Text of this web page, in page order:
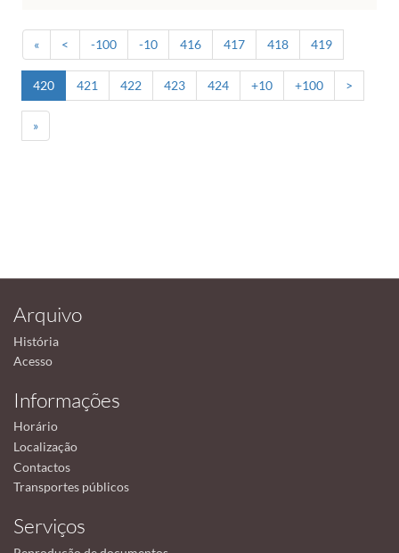
« < -100 -10 416 417 418 419
420 421 422 423 424 +10 +100 >
»
Arquivo
História
Acesso
Informações
Horário
Localização
Contactos
Transportes públicos
Serviços